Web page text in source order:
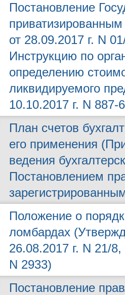
Постановление
от 28.09.2017 г. N
Инструкцию по
определению
ликвидируемого
10.10.2017 г. N 887-
План счетов
его применения
ведения
Постановлением
Положение о
ломбардах
26.08.2017 г. N 21/
N 2933)
Постановление